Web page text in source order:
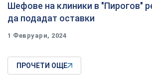
Шефове на клиники в "Пирогов"
да подадат оставки
1 Февруари, 2024
ПРОЧЕТИ ОЩЕ